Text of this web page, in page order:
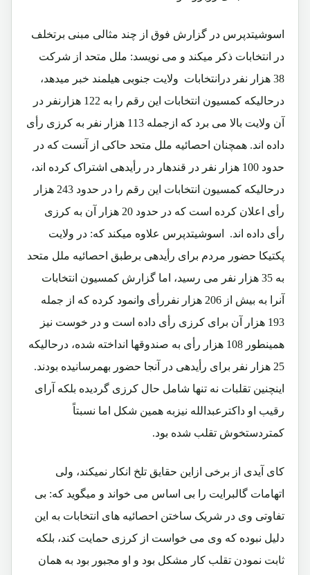
اسوشیتدپرس در گزارش فوق از چند مثالی مبنی برتخلف
در انتخابات ذکر میکند و می نویسد: ملل متحد از شرکت
38 هزار نفر درانتخابات ولایت جنوبی هیلمند خبر میدهد،
درحالیکه کمسیون انتخابات این رقم را به 122 هزارنفر در
آن ولایت بالا می برد که ازجمله 113 هزار نفر به کرزی رأی
داده اند. همچنان احصائیه ملل متحد حاکی از آنست که در
حدود 100 هزار نفر در قندهار در رأیدهی اشتراک کرده اند،
درحالیکه کمسیون انتخابات این رقم را در حدود 243 هزار
رأی اعلان کرده است که در حدود 20 هزار آن به کرزی
رأی داده اند. اسوشیتدپرس علاوه میکند که: در ولایت
پکتیکا حضور مردم برای رأیدهی برطبق احصائیه ملل متحد
به 35 هزار نفر می رسید، اما گزارش کمسیون انتخابات
آنرا به بیش از 206 هزار نفررأی وانمود کرده که از جمله
193 هزار آن برای کرزی رأی داده است و در خوست نیز
همینطور 108 هزار رأی به صندوقها انداخته شده، درحالیکه
25 هزار نفر برای رأیدهی در آنجا حضور بهمرسانیده بودند.
اینچنین تقلبات نه تنها شامل حال کرزی گردیده بلکه آرای
رقیب او داکترعبدالله نیزبه همین شکل اما نسبتاً
کمتردستخوش تقلب شده بود.
کای آیدی از برخی ازاین حقایق تلخ انکار نمیکند، ولی
اتهامات گالبرایت را بی اساس می خواند و میگوید که: بی
تفاوتی وی در شریک ساختن احصائیه های انتخابات به این
دلیل نبوده که وی می خواست از کرزی حمایت کند، بلکه
ثابت نمودن تقلب کار مشکل بود و او مجبور بود به همان